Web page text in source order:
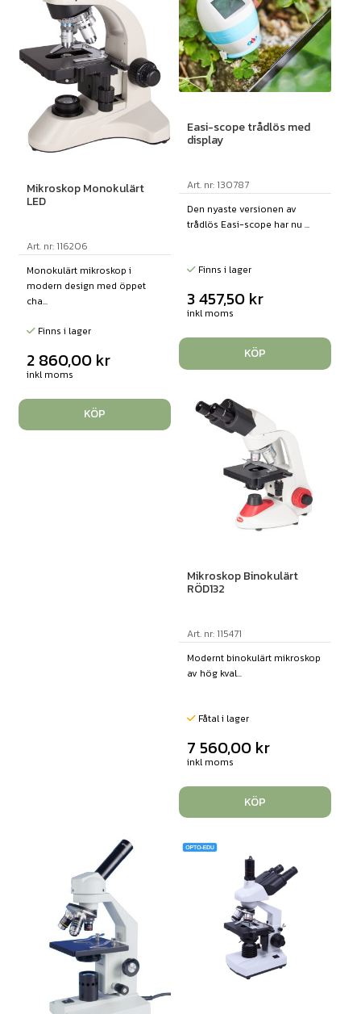
Mikroskop Monokulärt
LED
Art. nr: 116206
Monokulärt mikroskop i
modern design med öppet
cha...
Finns i lager
2 860,00 kr
inkl moms
KÖP
Easi-scope trådlös med
display
Art. nr: 130787
Den nyaste versionen av
trådlös Easi-scope har nu ...
Finns i lager
3 457,50 kr
inkl moms
KÖP
Mikroskop Binokulärt
RÖD132
Art. nr: 115471
Modernt binokulärt mikroskop
av hög kval...
Fåtal i lager
7 560,00 kr
inkl moms
KÖP